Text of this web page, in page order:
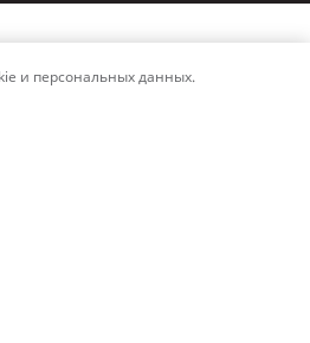
и персональных данных.